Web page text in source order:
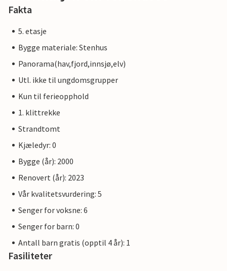
Fakta
5. etasje
Bygge materiale: Stenhus
Panorama(hav,fjord,innsjø,elv)
Utl. ikke til ungdomsgrupper
Kun til ferieopphold
1. klittrekke
Strandtomt
Kjæledyr: 0
Bygge (år): 2000
Renovert (år): 2023
Vår kvalitetsvurdering: 5
Senger for voksne: 6
Senger for barn: 0
Antall barn gratis (opptil 4 år): 1
Fasiliteter